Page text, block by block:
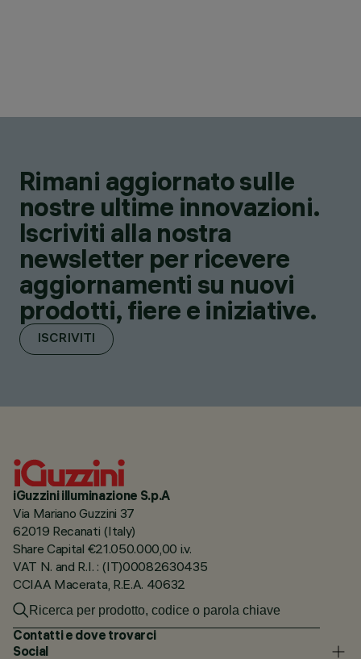
Rimani aggiornato sulle
nostre ultime innovazioni.
Iscriviti alla nostra
newsletter per ricevere
aggiornamenti su nuovi
prodotti, fiere e iniziative.
ISCRIVITI
iGuzzini illuminazione S.p.A
Via Mariano Guzzini 37
62019 Recanati (Italy)
Share Capital €21.050.000,00 i.v.
VAT N. and R.I. : (IT)00082630435
CCIAA Macerata, R.E.A. 40632
Contatti e dove trovarci
Social